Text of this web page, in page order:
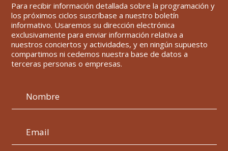
Para recibir información detallada sobre la programación y
los próximos ciclos suscríbase a nuestro boletín
informativo. Usaremos su dirección electrónica
exclusivamente para enviar información relativa a
nuestros conciertos y actividades, y en ningún supuesto
compartimos ni cedemos nuestra base de datos a
terceras personas o empresas.